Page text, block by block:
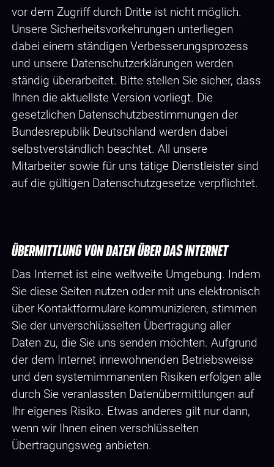
vor dem Zugriff durch Dritte ist nicht möglich.
Unsere Sicherheitsvorkehrungen unterliegen
dabei einem ständigen Verbesserungsprozess
und unsere Datenschutzerklärungen werden
ständig überarbeitet. Bitte stellen Sie sicher, dass
Ihnen die aktuellste Version vorliegt. Die
gesetzlichen Datenschutzbestimmungen der
Bundesrepublik Deutschland werden dabei
selbstverständlich beachtet. All unsere
Mitarbeiter sowie für uns tätige Dienstleister sind
auf die gültigen Datenschutzgesetze verpflichtet.
ÜBERMITTLUNG VON DATEN ÜBER DAS INTERNET
Das Internet ist eine weltweite Umgebung. Indem
Sie diese Seiten nutzen oder mit uns elektronisch
über Kontaktformulare kommunizieren, stimmen
Sie der unverschlüsselten Übertragung aller
Daten zu, die Sie uns senden möchten. Aufgrund
der dem Internet innewohnenden Betriebsweise
und den systemimmanenten Risiken erfolgen alle
durch Sie veranlassten Datenübermittlungen auf
Ihr eigenes Risiko. Etwas anderes gilt nur dann,
wenn wir Ihnen einen verschlüsselten
Übertragungsweg anbieten.